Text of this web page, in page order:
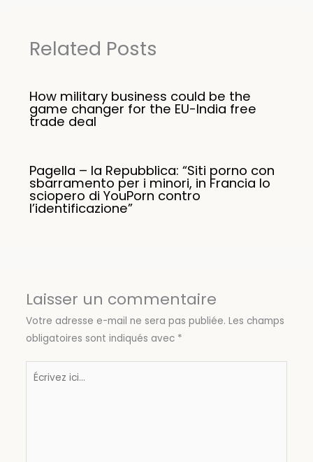
Related Posts
How military business could be the
game changer for the EU-India free
trade deal
Pagella – la Repubblica: “Siti porno con
sbarramento per i minori, in Francia lo
sciopero di YouPorn contro
l’identificazione”
Laisser un commentaire
Votre adresse e-mail ne sera pas publiée. Les champs
obligatoires sont indiqués avec *
Écrivez